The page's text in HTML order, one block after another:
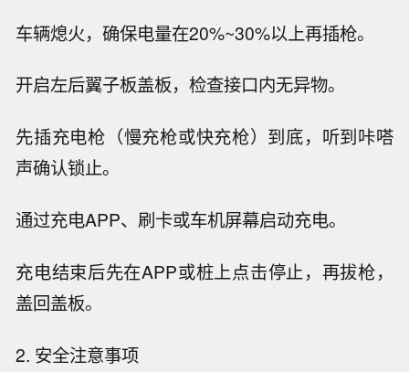
车辆熄火，确保电量在20%~30%以上再插枪。
开启左后翼子板盖板，检查接口内无异物。
先插充电枪（慢充枪或快充枪）到底，听到咔嗒
声确认锁止。
通过充电APP、刷卡或车机屏幕启动充电。
充电结束后先在APP或桩上点击停止，再拔枪，
盖回盖板。
2. 安全注意事项